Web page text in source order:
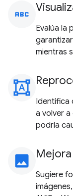
abc
Evalúa la
mientras
format_shapes
Identifica
a volver
podría
image
Sugiere